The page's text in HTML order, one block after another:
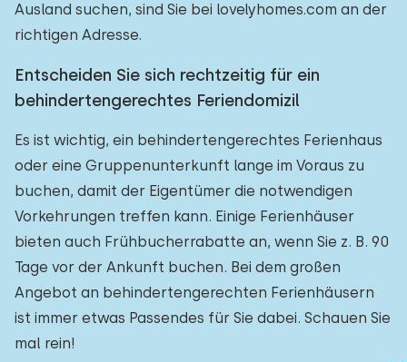
Ausland suchen, sind Sie bei lovelyhomes.com an der
richtigen Adresse.
Entscheiden Sie sich rechtzeitig für ein
behindertengerechtes Feriendomizil
Es ist wichtig, ein behindertengerechtes Ferienhaus
oder eine Gruppenunterkunft lange im Voraus zu
buchen, damit der Eigentümer die notwendigen
Vorkehrungen treffen kann. Einige Ferienhäuser
bieten auch Frühbucherrabatte an, wenn Sie z. B. 90
Tage vor der Ankunft buchen. Bei dem großen
Angebot an behindertengerechten Ferienhäusern
ist immer etwas Passendes für Sie dabei. Schauen Sie
mal rein!